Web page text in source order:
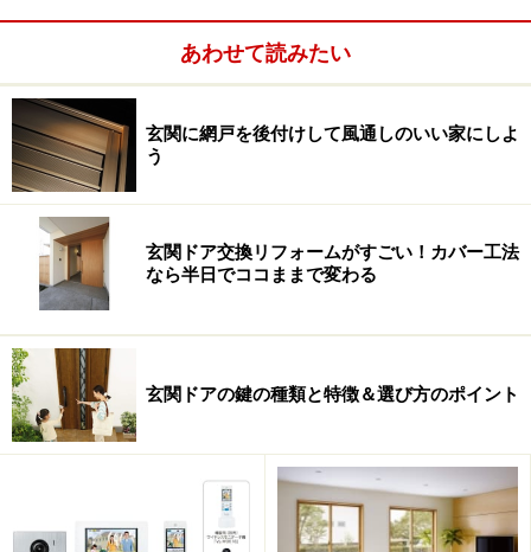
然の風でゆったりと涼むことも。また、ほどよい光を取
るので、夏場の冷房効率が高まるでしょう。
■便利な機能を搭載したタイマー付リモコン
「エアリス マルチ電動」のリモコンには、操作が簡単で
便利な機能が搭載されています。たとえば、フラップス
ラットがワンタッチで開く「採風ボタン」、1 つのリモ
コンで複数台操作が可能な「チャンネルボタン」、設定
した時刻に自動で開閉する「タイマーボタン」、好みに
位置に開閉できる「お気に入りボタン」など、使い勝手
に配慮したつくりとなっています。また、幼いお子さん
の誤操作を防ぐ「チャイルドロック」も搭載されている
■配線工事が不要なのでリフォームも簡単
あわせて読みたい
玄関に網戸を後付けして風通しのいい家にしよ
う
玄関ドア交換リフォームがすごい！カバー工法
なら半日でココままで変わる
玄関ドアの鍵の種類と特徴＆選び方のポイント